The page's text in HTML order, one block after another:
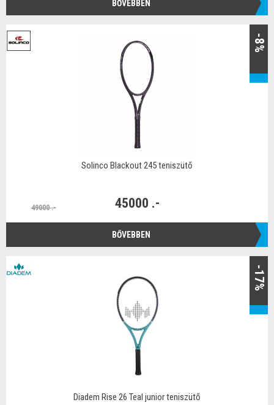
BŐVEBBEN
-8%
Solinco Blackout 245 teniszütő
49000 .- 45000 .-
BŐVEBBEN
-17%
Diadem Rise 26 Teal junior teniszütő